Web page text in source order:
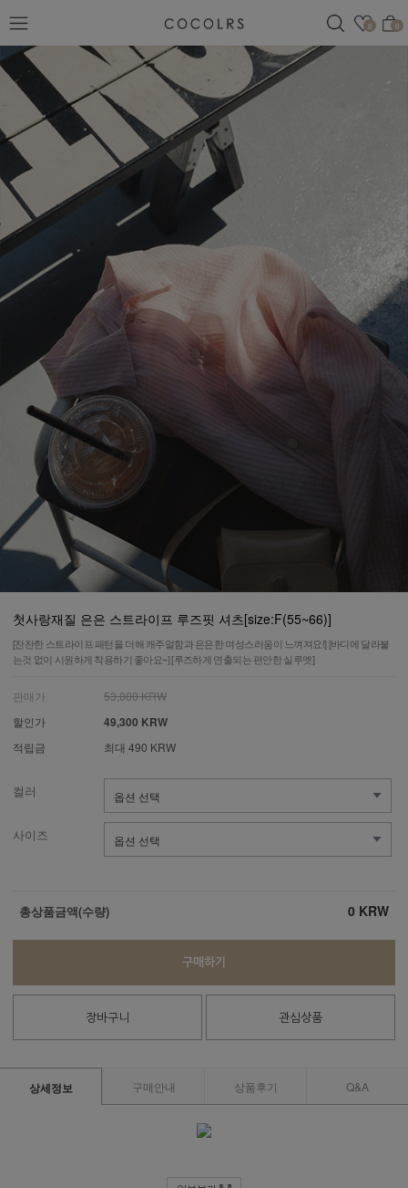
관심
0 0
검색
첫사랑재질 은은 스트라이프 루즈핏 셔츠[size:F(55~66)]
[잔잔한 스트라이프 패턴을 더해 캐주얼함과 은은한 여성스러움이 느껴져요!] [바디에 달라붙
는것 없이 시원하게 착용하기 좋아요~] [루즈하게 연출되는 편안한 실루엣]
판매가
53,000 KRW
할인가
49,300 KRW
적립금 최대 490 KRW
컬러
사이즈
총상품금액(수량) 0 KRW
구매하기
장바구니 관심상품
상세정보 구매안내 상품후기 Q&A